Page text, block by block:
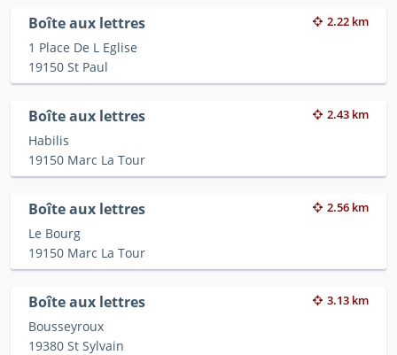
Boîte aux lettres 2.22 km
1 Place De L Eglise
19150 St Paul
Boîte aux lettres 2.43 km
Habilis
19150 Marc La Tour
Boîte aux lettres 2.56 km
Le Bourg
19150 Marc La Tour
Boîte aux lettres 3.13 km
Bousseyroux
19380 St Sylvain